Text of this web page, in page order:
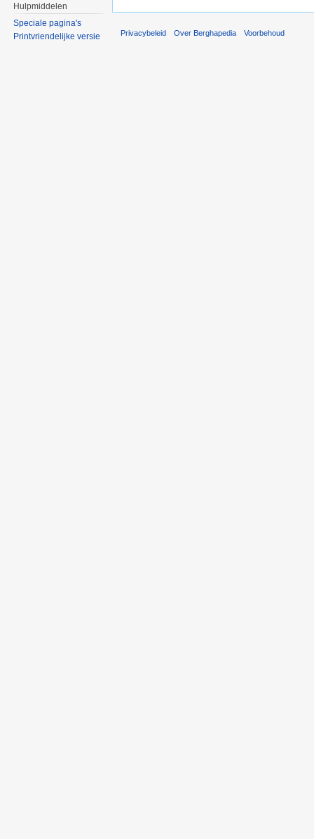
Hulpmiddelen
Speciale pagina's
Printvriendelijke versie
Privacybeleid Over Berghapedia Voorbehoud